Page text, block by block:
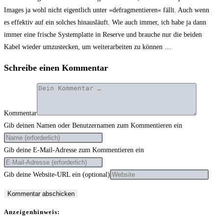
Images ja wohl nicht eigent­lich unter »defrag­men­tie­ren« fällt. Auch wenn
es effek­tiv auf ein sol­ches hin­aus­läuft. Wie auch immer, ich habe ja dann
immer eine fri­sche Sys­tem­plat­te in Reser­ve und brau­che nur die bei­den
Kabel wie­der umzu­ste­cken, um wei­ter­ar­bei­ten zu können …
Schreibe einen Kommentar
Kommentar
Gib deinen Namen oder Benutzernamen zum Kommentieren ein
Gib deine E-Mail-Adresse zum Kommentieren ein
Gib deine Website-URL ein (optional)
Anzei­gen­hin­weis: